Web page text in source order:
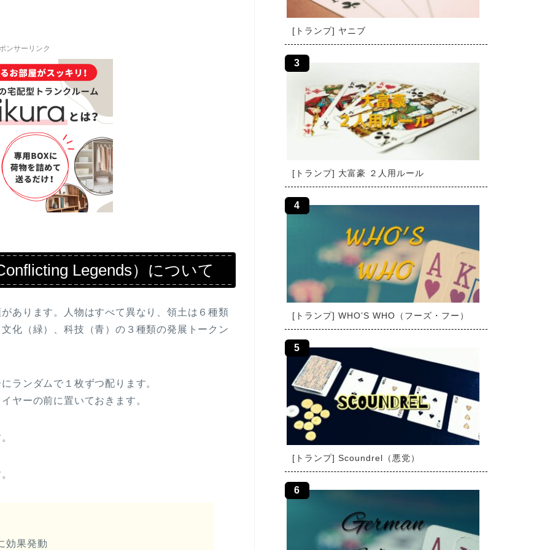
ンサーリンク
Legends）について
あります。人物はすべて異なり、領土は６種類
化（緑）、科技（青）の３種類の発展トークン
ランダムで１枚ずつ配ります。
ヤーの前に置いておきます。
果発動
[トランプ] ヤニブ
[トランプ] 大富豪 ２人用ルール
[トランプ] WHO’S WHO（フーズ・フー）
[トランプ] Scoundrel（悪党）